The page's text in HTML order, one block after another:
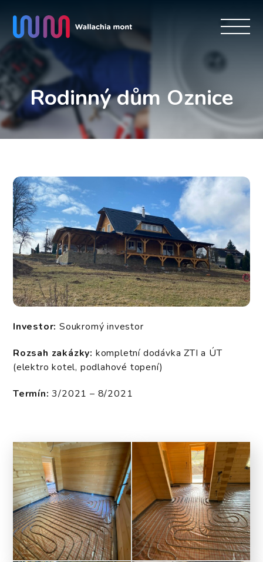
Rodinný dům Oznice
Investor: Soukromý investor
Rozsah zakázky: kompletní dodávka ZTI a ÚT
(elektro kotel, podlahové topení)
Termín:3/2021 – 8/2021